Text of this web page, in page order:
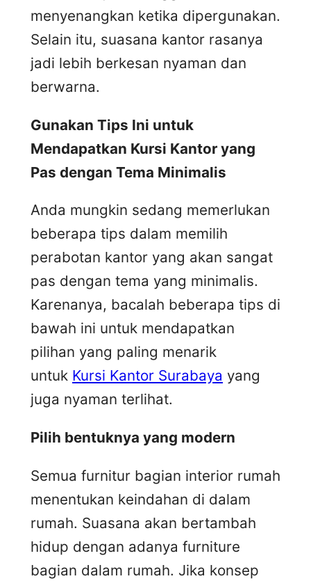
menyenangkan ketika dipergunakan.
Selain itu, suasana kantor rasanya
jadi lebih berkesan nyaman dan
berwarna.
Gunakan Tips Ini untuk
Mendapatkan Kursi Kantor yang
Pas dengan Tema Minimalis
Anda mungkin sedang memerlukan
beberapa tips dalam memilih
perabotan kantor yang akan sangat
pas dengan tema yang minimalis.
Karenanya, bacalah beberapa tips di
bawah ini untuk mendapatkan
pilihan yang paling menarik
untuk Kursi Kantor Surabaya yang
juga nyaman terlihat.
Pilih bentuknya yang modern
Semua furnitur bagian interior rumah
menentukan keindahan di dalam
rumah. Suasana akan bertambah
hidup dengan adanya furniture
bagian dalam rumah. Jika konsep